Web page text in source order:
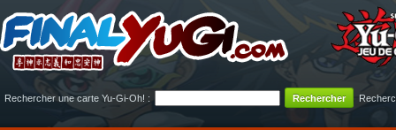
Rechercher une carte Yu-Gi-Oh! :